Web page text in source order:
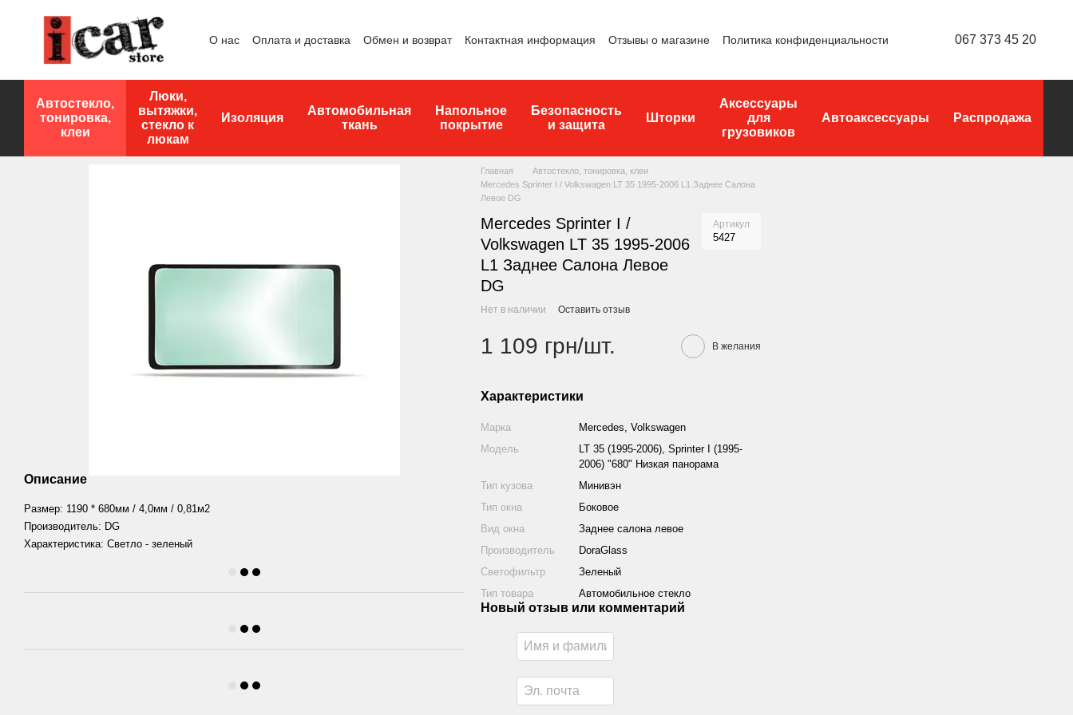
О нас Оплата и доставка Обмен и возврат Контактная информация Отзывы о магазине Политика конфиденциальности 067 373 45 20
Автостекло,
тонировка,
клеи
Люки,
вытяжки,
стекло к
люкам
Изоляция
Автомобильная
ткань
Напольное
покрытие
Безопасность
и защита
Шторки
Аксессуары
для
грузовиков
Автоаксессуары Распродажа
Описание
Размер: 1190 * 680мм / 4,0мм / 0,81м2
Производитель: DG
Характеристика: Светло - зеленый
Главная
Автостекло, тонировка, клеи
Mercedes Sprinter I / Volkswagen LT 35 1995-2006 L1 Заднее Салона
Левое DG
Mercedes Sprinter I /
Volkswagen LT 35 1995-2006
L1 Заднее Салона Левое
DG
Артикул
5427
Нет в наличии Оставить отзыв
1 109 грн/шт. В желания
Характеристики
Марка
Mercedes, Volkswagen
Модель
LT 35 (1995-2006), Sprinter I (1995-
2006) "680" Низкая панорама
Тип кузова
Минивэн
Тип окна
Боковое
Вид окна
Заднее салона левое
Производитель
DoraGlass
Светофильтр
Зеленый
Тип товара
Автомобильное стекло
Новый отзыв или комментарий